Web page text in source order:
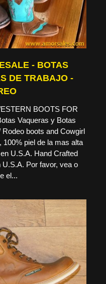
- BOTAS
DE TRABAJO -
BOOTS FOR
Vaqueras y Botas
boots and Cowgirl
piel de la mas alta
U.S.A. Hand Crafted
Por favor, vea o
el...